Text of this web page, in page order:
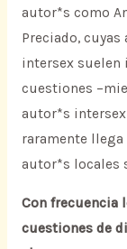
autor*s como
Preciado,
intersex suelen
cuestiones
autor*s
raramente
autor*s locales
Con frecuencia
cuestiones de